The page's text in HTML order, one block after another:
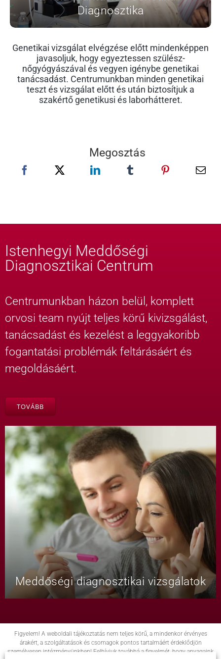
Diagnosztika
Genetikai vizsgálat elvégzése előtt mindenképpen
javasoljuk, hogy egyeztessen szülész-
nőgyógyászával és vegyen igénybe genetikai
tanácsadást. Centrumunkban minden genetikai
teszt és vizsgálat előtt és után biztosítjuk a
szakértő genetikusi és laborhátteret.
Megosztás
Istenhegyi Meddőségi
Diagnosztikai Centrum
Centrumunkban házon belül, komplett
orvosi team nyújt teljes körű kivizsgálást,
tanácsadást és kezelést a leggyakoribb
fogantatási problémák feltárásáért és
megoldásáért.
TOVÁBB
Meddőségi diagnosztikai vizsgálatok
Figyelem! A weboldali tájékoztatás nem teljes körű, a mindenkor érvényes
árakért, a szolgáltatások és csomagok pontos tartalmáért érdeklődjön
személyesen intézményünkben! Felhívjuk továbbá a figyelmét, hogy anyagaink